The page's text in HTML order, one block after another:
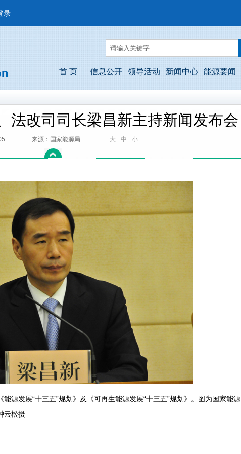
录
首 页 信息公开 领导活动 新闻中心 能源要闻
法改司司长梁昌新主持新闻发布会
来源：国家能源局 大 中 小
源发展“十三五”规划》及《可再生能源发展“十三五”规划》。图为国家能源
云松摄